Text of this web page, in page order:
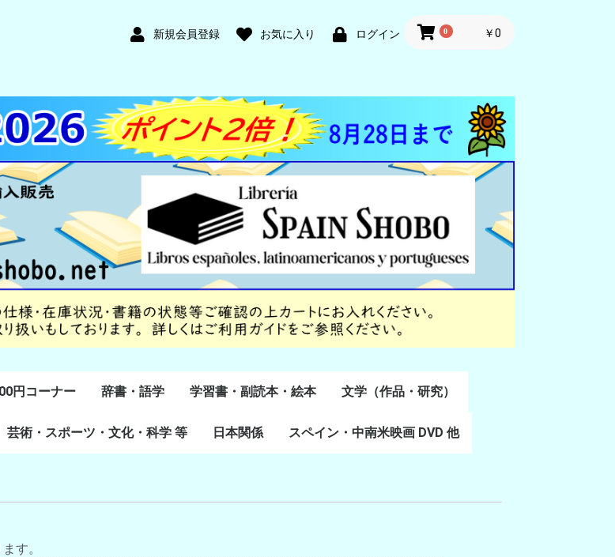
新規会員登録 お気に入り ログイン 0 ￥0
円コーナー 辞書・語学
スペイン語
ポルトガル語
Lenguas Ibericas
Lenguas Indigenas
スペインの教科書
その他
学習書・副読本・絵本
学習教材
副読本教材
絵本・児童書
文学（作品・研究）
スペイン語文学
ポルトガル語文学
カタルーニャ文学
バスク文学
その他
芸術・スポーツ・文化・科学 等 日本関係 スペイン・中南米映画 DVD 他
す。